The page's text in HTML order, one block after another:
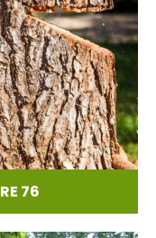
76